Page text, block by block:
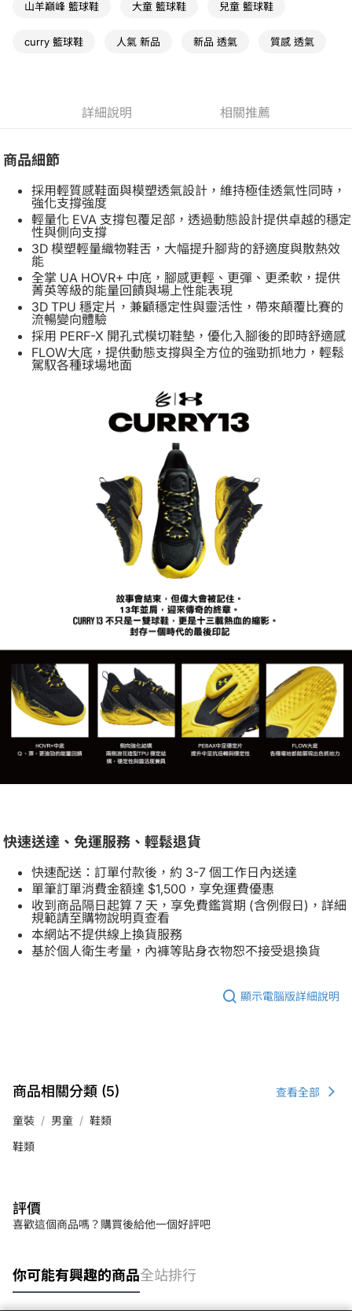
山羊巔峰 籃球鞋 大童 籃球鞋 兒童 籃球鞋
curry 籃球鞋 人氣 新品 新品 透氣 質感 透氣
詳細說明 相關推薦
商品細節
採用輕質感鞋面與模塑透氣設計，維持極佳透氣性同時，
強化支撐強度
輕量化 EVA 支撐包覆足部，透過動態設計提供卓越的穩定
性與側向支撐
3D 模塑輕量織物鞋舌，大幅提升腳背的舒適度與散熱效
能
全掌 UA HOVR+ 中底，腳感更輕、更彈、更柔軟，提供
菁英等級的能量回饋與場上性能表現
3D TPU 穩定片，兼顧穩定性與靈活性，帶來顛覆比賽的
流暢變向體驗
採用 PERF-X 開孔式模切鞋墊，優化入腳後的即時舒適感
FLOW大底，提供動態支撐與全方位的強勁抓地力，輕鬆
駕馭各種球場地面
快速送達、免運服務、輕鬆退貨
快速配送：訂單付款後，約 3-7 個工作日內送達
單筆訂單消費金額達 $1,500，享免運費優惠
收到商品隔日起算 7 天，享免費鑑賞期 (含例假日)，詳細
規範請至購物說明頁查看
本網站不提供線上換貨服務
基於個人衛生考量，內褲等貼身衣物恕不接受退換貨
顯示電腦版詳細說明
商品相關分類 (5) 查看全部
童裝 男童
鞋類
鞋類
評價
喜歡這個商品嗎？購買後給他一個好評吧
你可能有興趣的商品全站排行